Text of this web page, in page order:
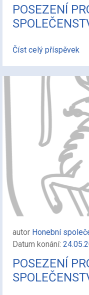
POSEZENÍ
Číst celý příspěvek
autor Honební
Datum konání:
POSEZENÍ